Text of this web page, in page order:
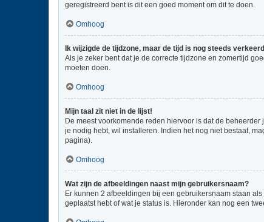
geregistreerd bent is dit een goed moment om dit te doen.
Omhoog
Ik wijzigde de tijdzone, maar de tijd is nog steeds
Als je zeker bent dat je de correcte tijdzone en zomertijd
moeten doen.
Omhoog
Mijn taal zit niet in de lijst!
De meest voorkomende reden hiervoor is dat de
je nodig hebt, wil installeren. Indien het nog niet bestaat,
pagina).
Omhoog
Wat zijn de afbeeldingen naast mijn gebruikersnaam?
Er kunnen 2 afbeeldingen bij een gebruikersnaam staan
geplaatst hebt of wat je status is. Hieronder kan nog een